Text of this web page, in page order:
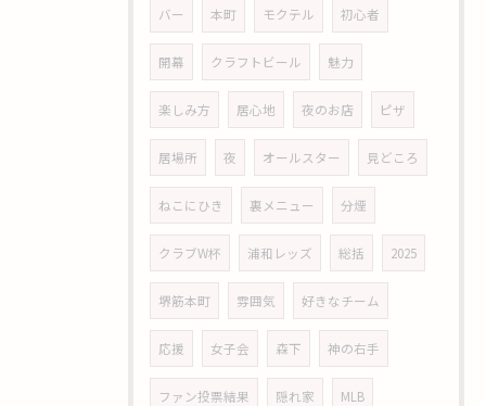
バー 本町 モクテル 初心者
開幕 クラフトビール 魅力
楽しみ方 居心地 夜のお店 ピザ
居場所 夜 オールスター 見どころ
ねこにひき 裏メニュー 分煙
クラブW杯 浦和レッズ 総括 2025
堺筋本町 雰囲気 好きなチーム
応援 女子会 森下 神の右手
ファン投票結果 隠れ家 MLB